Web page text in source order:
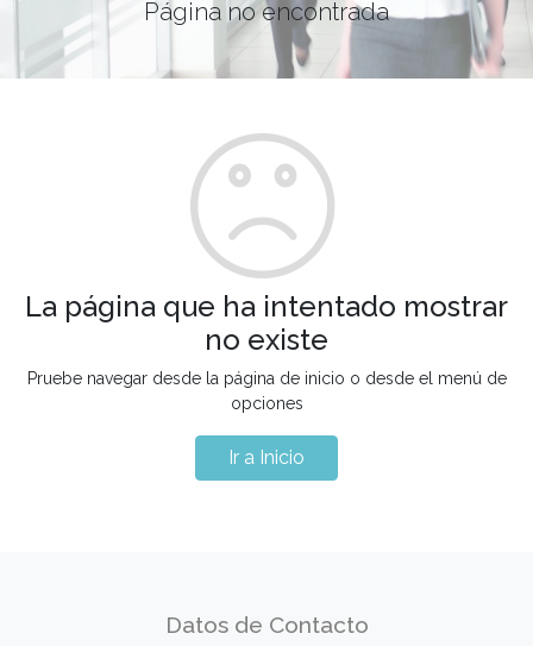
Página no encontrada
La página que ha intentado mostrar
no existe
Pruebe navegar desde la página de inicio o desde el menú de
opciones
Ir a Inicio
Datos de Contacto